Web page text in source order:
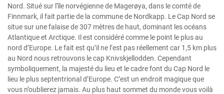
Nord. Situé sur l'île norvégienne de Magerøya, dans le comté de
Finnmark, il fait partie de la commune de Nordkapp. Le Cap Nord se
situe sur une falaise de 307 mètres de haut, dominant les océans
Atlantique et Arctique. Il est considéré comme le point le plus au
nord d’Europe. Le fait est qu’il ne l’est pas réellement car 1,5 km plus
au Nord nous retrouvons le cap Knivskjellodden. Cependant
symboliquement, la majesté du lieu et le cadre font du Cap Nord le
lieu le plus septentrional d’Europe. C’est un endroit magique que
vous n’oublierez jamais. Au plus haut sommet du monde vous voilà